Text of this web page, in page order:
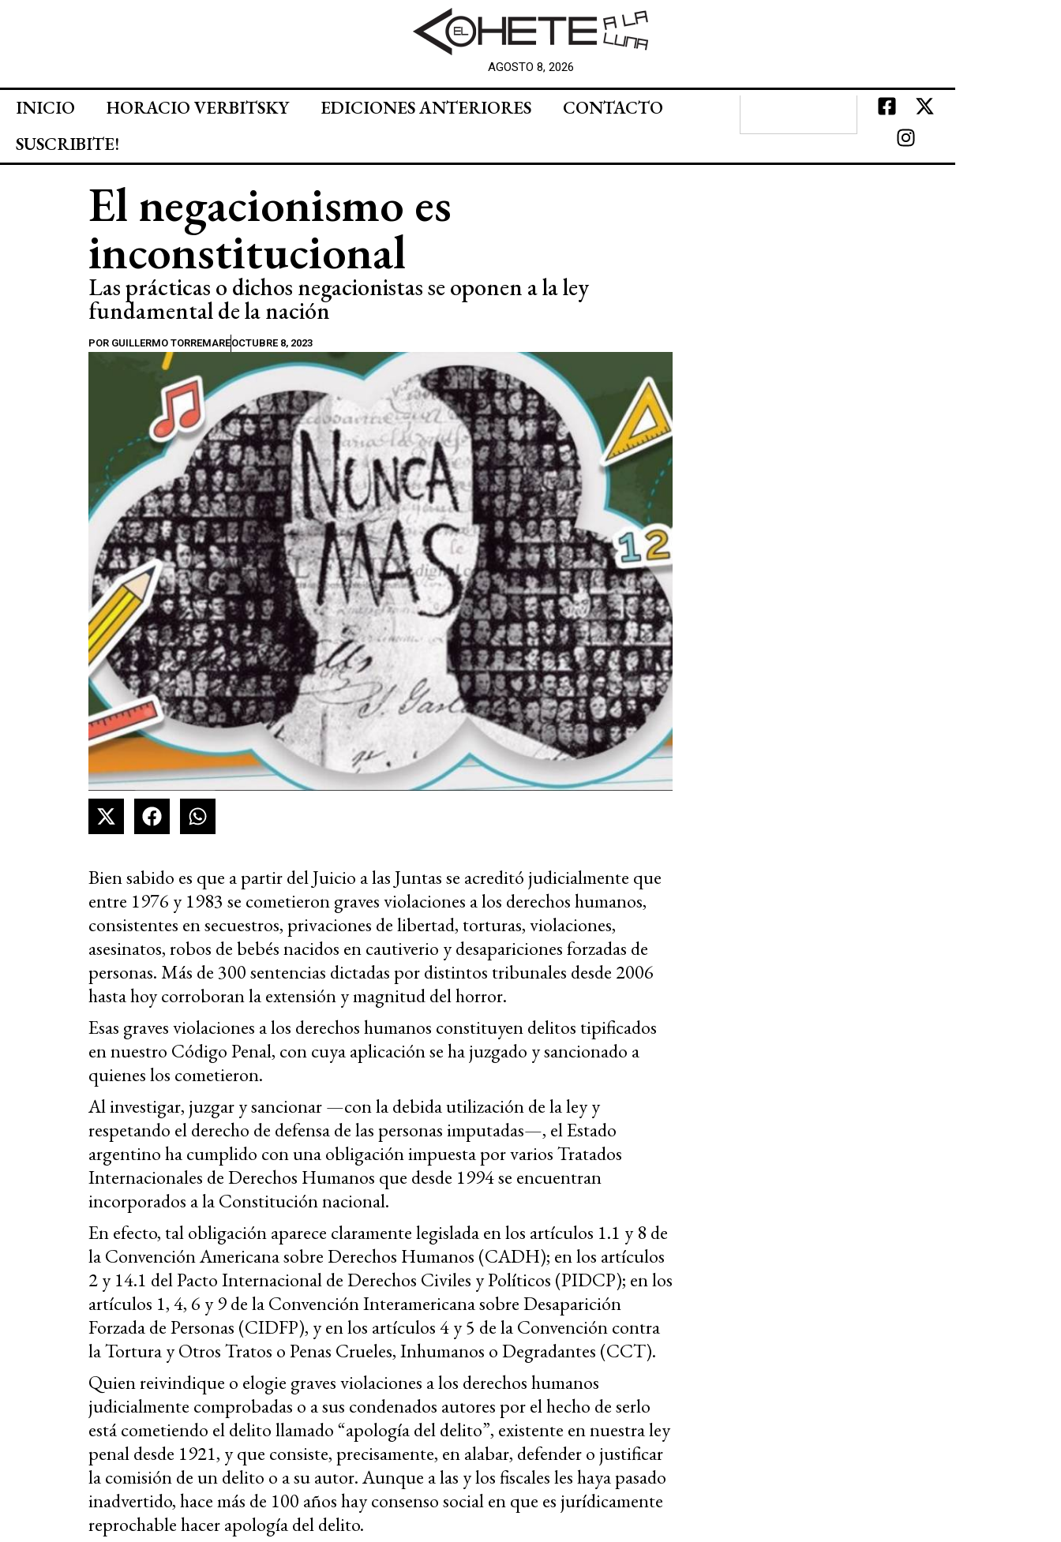
AGOSTO 8, 2026
INICIO HORACIO VERBITSKY EDICIONES ANTERIORES
CONTACTO
SUSCRIBITE!
El negacionismo es
inconstitucional
Las prácticas o dichos negacionistas se oponen a la ley
fundamental de la nación
POR GUILLERMO TORREMAREOCTUBRE 8, 2023
Bien sabido es que a partir del Juicio a las Juntas se acreditó judicialmente que
entre 1976 y 1983 se cometieron graves violaciones a los derechos humanos,
consistentes en secuestros, privaciones de libertad, torturas, violaciones,
asesinatos, robos de bebés nacidos en cautiverio y desapariciones forzadas de
personas. Más de 300 sentencias dictadas por distintos tribunales desde 2006
hasta hoy corroboran la extensión y magnitud del horror.
Esas graves violaciones a los derechos humanos constituyen delitos tipificados
en nuestro Código Penal, con cuya aplicación se ha juzgado y sancionado a
quienes los cometieron.
Al investigar, juzgar y sancionar —con la debida utilización de la ley y
respetando el derecho de defensa de las personas imputadas—, el Estado
argentino ha cumplido con una obligación impuesta por varios Tratados
Internacionales de Derechos Humanos que desde 1994 se encuentran
incorporados a la Constitución nacional.
En efecto, tal obligación aparece claramente legislada en los artículos 1.1 y 8 de
la Convención Americana sobre Derechos Humanos (CADH); en los artículos
2 y 14.1 del Pacto Internacional de Derechos Civiles y Políticos (PIDCP); en los
artículos 1, 4, 6 y 9 de la Convención Interamericana sobre Desaparición
Forzada de Personas (CIDFP), y en los artículos 4 y 5 de la Convención contra
la Tortura y Otros Tratos o Penas Crueles, Inhumanos o Degradantes (CCT).
Quien reivindique o elogie graves violaciones a los derechos humanos
judicialmente comprobadas o a sus condenados autores por el hecho de serlo
está cometiendo el delito llamado “apología del delito”, existente en nuestra ley
penal desde 1921, y que consiste, precisamente, en alabar, defender o justificar
la comisión de un delito o a su autor. Aunque a las y los fiscales les haya pasado
inadvertido, hace más de 100 años hay consenso social en que es jurídicamente
reprochable hacer apología del delito.